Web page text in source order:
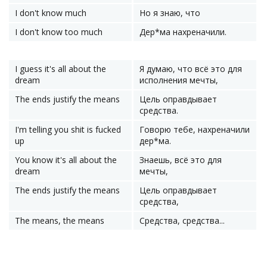
I don't know much
Но я знаю, что
I don't know too much
Дер*ма нахреначили.
I guess it's all about the
dream
Я думаю, что всё это для
исполнения мечты,
The ends justify the means
Цель оправдывает
средства.
I'm telling you shit is fucked
up
Говорю тебе, нахреначили
дер*ма.
You know it's all about the
dream
Знаешь, всё это для
мечты,
The ends justify the means
Цель оправдывает
средства,
The means, the means
Средства, средства...